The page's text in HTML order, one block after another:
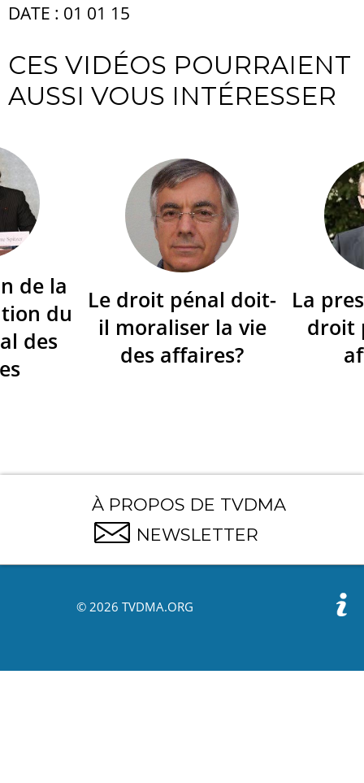
DATE : 01 01 15
CES VIDÉOS POURRAIENT
AUSSI VOUS INTÉRESSER
de la
du
des
Le droit pénal doit-
il moraliser la vie
des affaires?
La
droit
À PROPOS DE TVDMA
NEWSLETTER
© 2026 TVDMA.ORG